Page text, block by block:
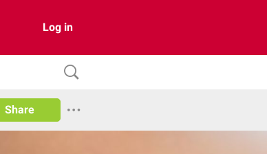
Log in
Share